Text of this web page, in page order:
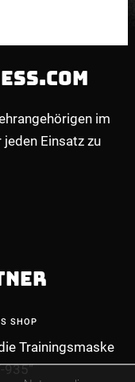
im
Einsatz zu
SHOP
Trainingsmaske
935“